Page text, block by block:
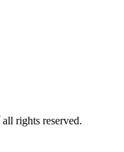
rights reserved.